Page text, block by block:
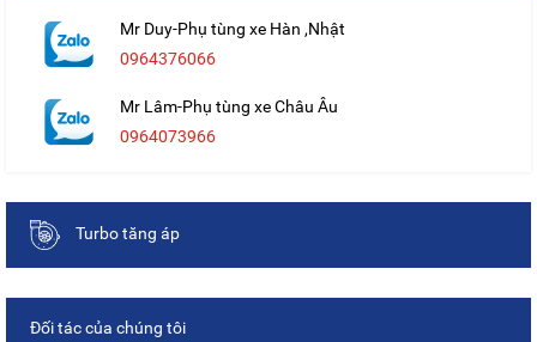
Mr Duy-Phụ tùng xe Hàn ,Nhật
0964376066
Mr Lâm-Phụ tùng xe Châu Âu
0964073966
Turbo tăng áp
Đối tác của chúng tôi